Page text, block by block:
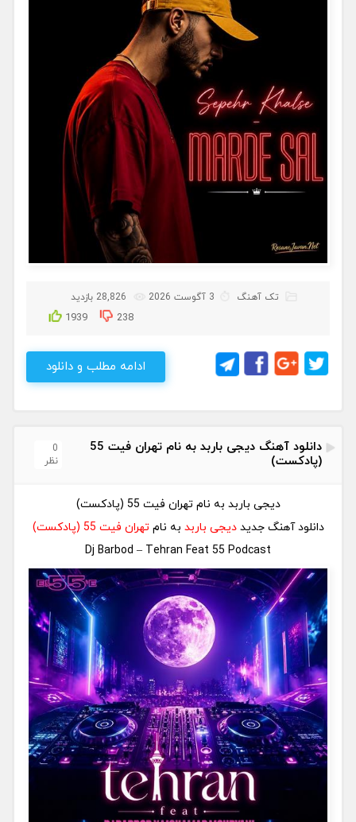
تک آهنگ 3 آگوست 2026 28,826 بازدید
1939 238
ادامه مطلب و دانلود
دانلود آهنگ دیجی باربد به نام تهران فیت 55
(پادکست)
0
نظر
دیجی باربد به نام تهران فیت 55 (پادکست)
دانلود آهنگ جدید دیجی باربد به نامتهران فیت 55 (پادکست)
Dj Barbod – Tehran Feat 55 Podcast